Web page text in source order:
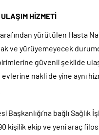
HİZMETİ
yürütülen Hasta
ve yürüyemeyecek
güvenli şekilde
nakli de yine aynı
Başkanlığı’na bağlı
kişilik ekip ve yeni araç